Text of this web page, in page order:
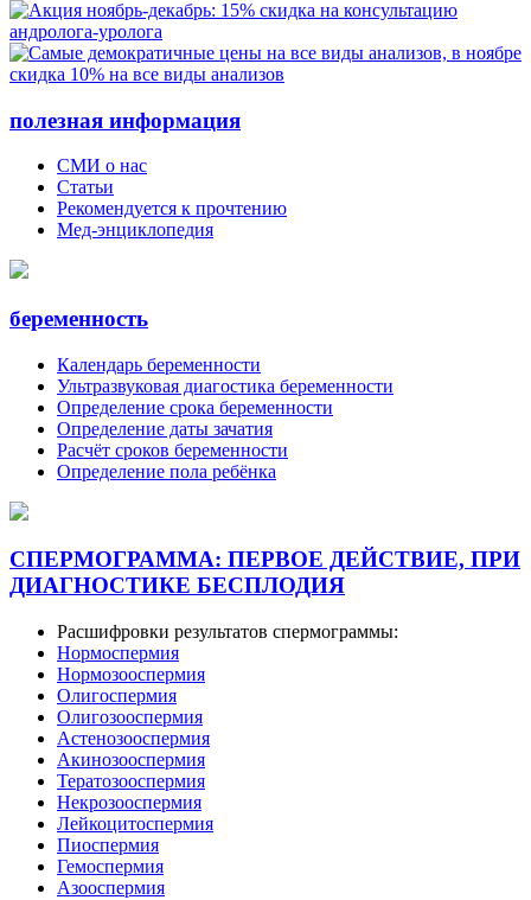
полезная информация
СМИ о нас
Статьи
Рекомендуется к прочтению
Мед-энциклопедия
беременность
Календарь беременности
Ультразвуковая диагостика беременности
Определение срока беременности
Определение даты зачатия
Расчёт сроков беременности
Определение пола ребёнка
СПЕРМОГРАММА: ПЕРВОЕ ДЕЙСТВИЕ, ПРИ
ДИАГНОСТИКЕ БЕСПЛОДИЯ
Расшифровки результатов спермограммы:
Нормоспермия
Нормозооспермия
Олигоспермия
Олигозооспермия
Астенозооспермия
Акинозооспермия
Тератозооспермия
Некрозооспермия
Лейкоцитоспермия
Пиоспермия
Гемоспермия
Азооспермия